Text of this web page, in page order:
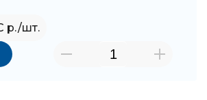
р./шт.